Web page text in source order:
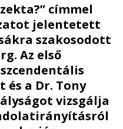
címmel
jelentetett
szakosodott
Az első
és a Dr. Tony
vizsgálja